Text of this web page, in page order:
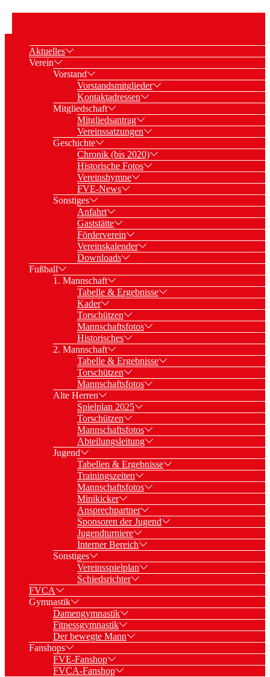
Aktuelles
Verein
Vorstand
Vorstandsmitglieder
Kontaktadressen
Mitgliedschaft
Mitgliedsantrag
Vereinssatzungen
Geschichte
Chronik (bis 2020)
Historische Fotos
Vereinshymne
FVE-News
Sonstiges
Anfahrt
Gaststätte
Förderverein
Vereinskalender
Downloads
Fußball
1. Mannschaft
Tabelle & Ergebnisse
Kader
Torschützen
Mannschaftsfotos
Historisches
2. Mannschaft
Tabelle & Ergebnisse
Torschützen
Mannschaftsfotos
Alte Herren
Spielplan 2025
Torschützen
Mannschaftsfotos
Abteilungsleitung
Jugend
Tabellen & Ergebnisse
Trainingszeiten
Mannschaftsfotos
Minikicker
Ansprechpartner
Sponsoren der Jugend
Jugendturniere
Interner Bereich
Sonstiges
Vereinsspielplan
Schiedsrichter
FVCA
Gymnastik
Damengymnastik
Fitnessgymnastik
Der bewegte Mann
Fanshops
FVE-Fanshop
FVCA-Fanshop